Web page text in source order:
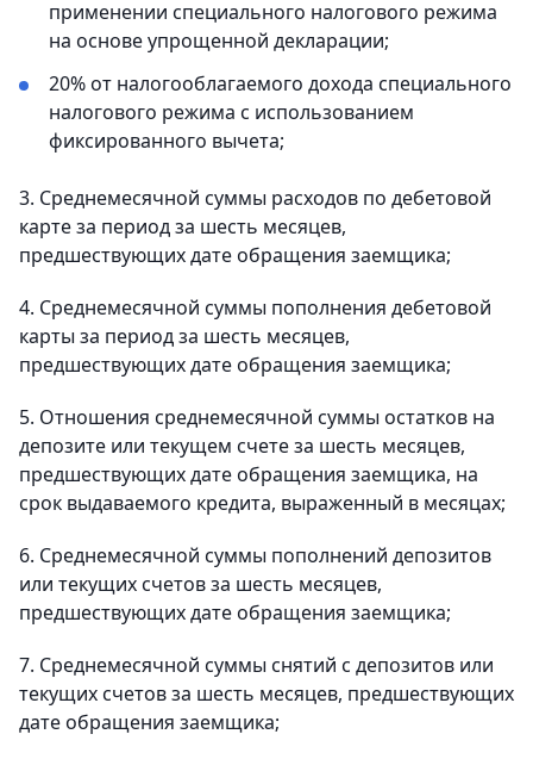
применении специального налогового режима
на основе упрощенной декларации;
20% от налогооблагаемого дохода специального
налогового режима с использованием
фиксированного вычета;
3. Среднемесячной суммы расходов по дебетовой
карте за период за шесть месяцев,
предшествующих дате обращения заемщика;
4. Среднемесячной суммы пополнения дебетовой
карты за период за шесть месяцев,
предшествующих дате обращения заемщика;
5. Отношения среднемесячной суммы остатков на
депозите или текущем счете за шесть месяцев,
предшествующих дате обращения заемщика, на
срок выдаваемого кредита, выраженный в месяцах;
6. Среднемесячной суммы пополнений депозитов
или текущих счетов за шесть месяцев,
предшествующих дате обращения заемщика;
7. Среднемесячной суммы снятий с депозитов или
текущих счетов за шесть месяцев, предшествующих
дате обращения заемщика;